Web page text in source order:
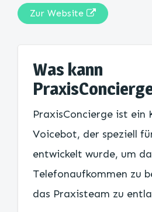
Zur Website
Was kann
PraxisConcierge ist
Voicebot, der speziell
entwickelt wurde, um
Telefonaufkommen zu
das Praxisteam zu